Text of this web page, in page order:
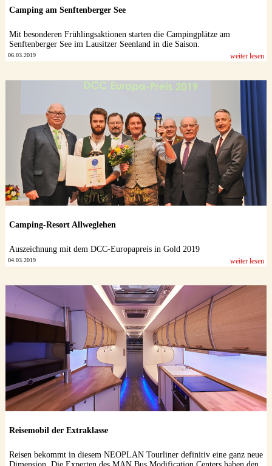
Camping am Senftenberger See
Mit besonderen Frühlingsaktionen starten die Campingplätze am
Senftenberger See im Lausitzer Seenland in die Saison.
06.03.2019 weiter lesen
Camping-Resort Allweglehen
Auszeichnung mit dem DCC-Europapreis in Gold 2019
04.03.2019 weiter lesen
Reisemobil der Extraklasse
Reisen bekommt in diesem NEOPLAN Tourliner definitiv eine ganz neue